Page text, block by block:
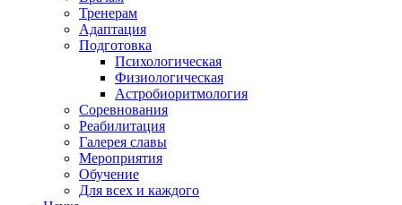
Тренерам
Адаптация
Подготовка
Психологическая
Физиологическая
Астробиоритмология
Соревнования
Реабилитация
Галерея славы
Мероприятия
Обучение
Для всех и каждого